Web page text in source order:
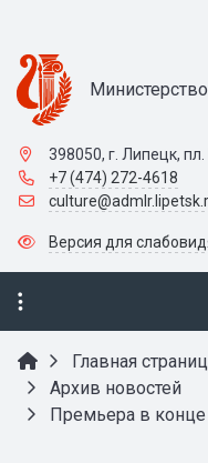
398050, г. Липецк,
+7 (474) 272-4618
Версия для
Главная
Архив новостей
Премьера в конце